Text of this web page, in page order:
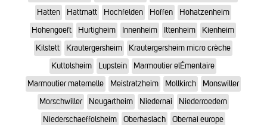
Hatten
Hattmatt Hochfelden Hoffen
Hohatzenheim
Hohengoeft
Hurtigheim Innenheim Ittenheim
Kienheim
Kilstett
Krautergersheim
Krautergersheim micro crèche
Kuttolsheim
Lupstein
Marmoutier elÉmentaire
Marmoutier maternelle
Meistratzheim Mollkirch
Monswiller
Morschwiller
Neugartheim Niedernai
Niederroedern
Niederschaeffolsheim
Oberhaslach
Obernai europe